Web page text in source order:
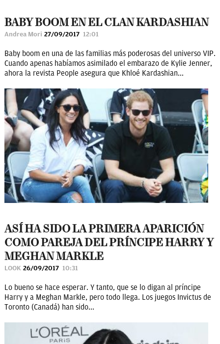
BABY BOOM EN EL CLAN KARDASHIAN
Andrea Mori 27/09/2017 12:01
Baby boom en una de las familias más poderosas del universo VIP.
Cuando apenas habíamos asimilado el embarazo de Kylie Jenner,
ahora la revista People asegura que Khloé Kardashian...
ASÍ HA SIDO LA PRIMERA APARICIÓN
COMO PAREJA DEL PRÍNCIPE HARRY Y
MEGHAN MARKLE
LOOK 26/09/2017 10:31
Lo bueno se hace esperar. Y tanto, que se lo digan al príncipe
Harry y a Meghan Markle, pero todo llega. Los juegos Invictus de
Toronto (Canadá) han sido...